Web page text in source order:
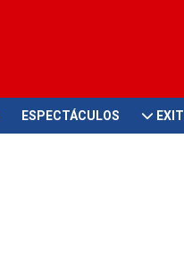
ESPECTÁCULOS